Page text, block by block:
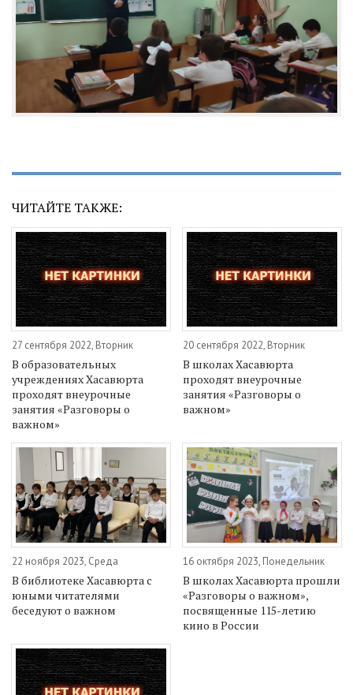
ЧИТАЙТЕ ТАКЖЕ:
27 сентября 2022, Вторник
В образовательных
учреждениях Хасавюрта
проходят внеурочные
занятия «Разговоры о
важном»
20 сентября 2022, Вторник
В школах Хасавюрта
проходят внеурочные
занятия «Разговоры о
важном»
22 ноября 2023, Среда
В библиотеке Хасавюрта с
юными читателями
беседуют о важном
16 октября 2023, Понедельник
В школах Хасавюрта прошли
«Разговоры о важном»,
посвященные 115-летию
кино в России